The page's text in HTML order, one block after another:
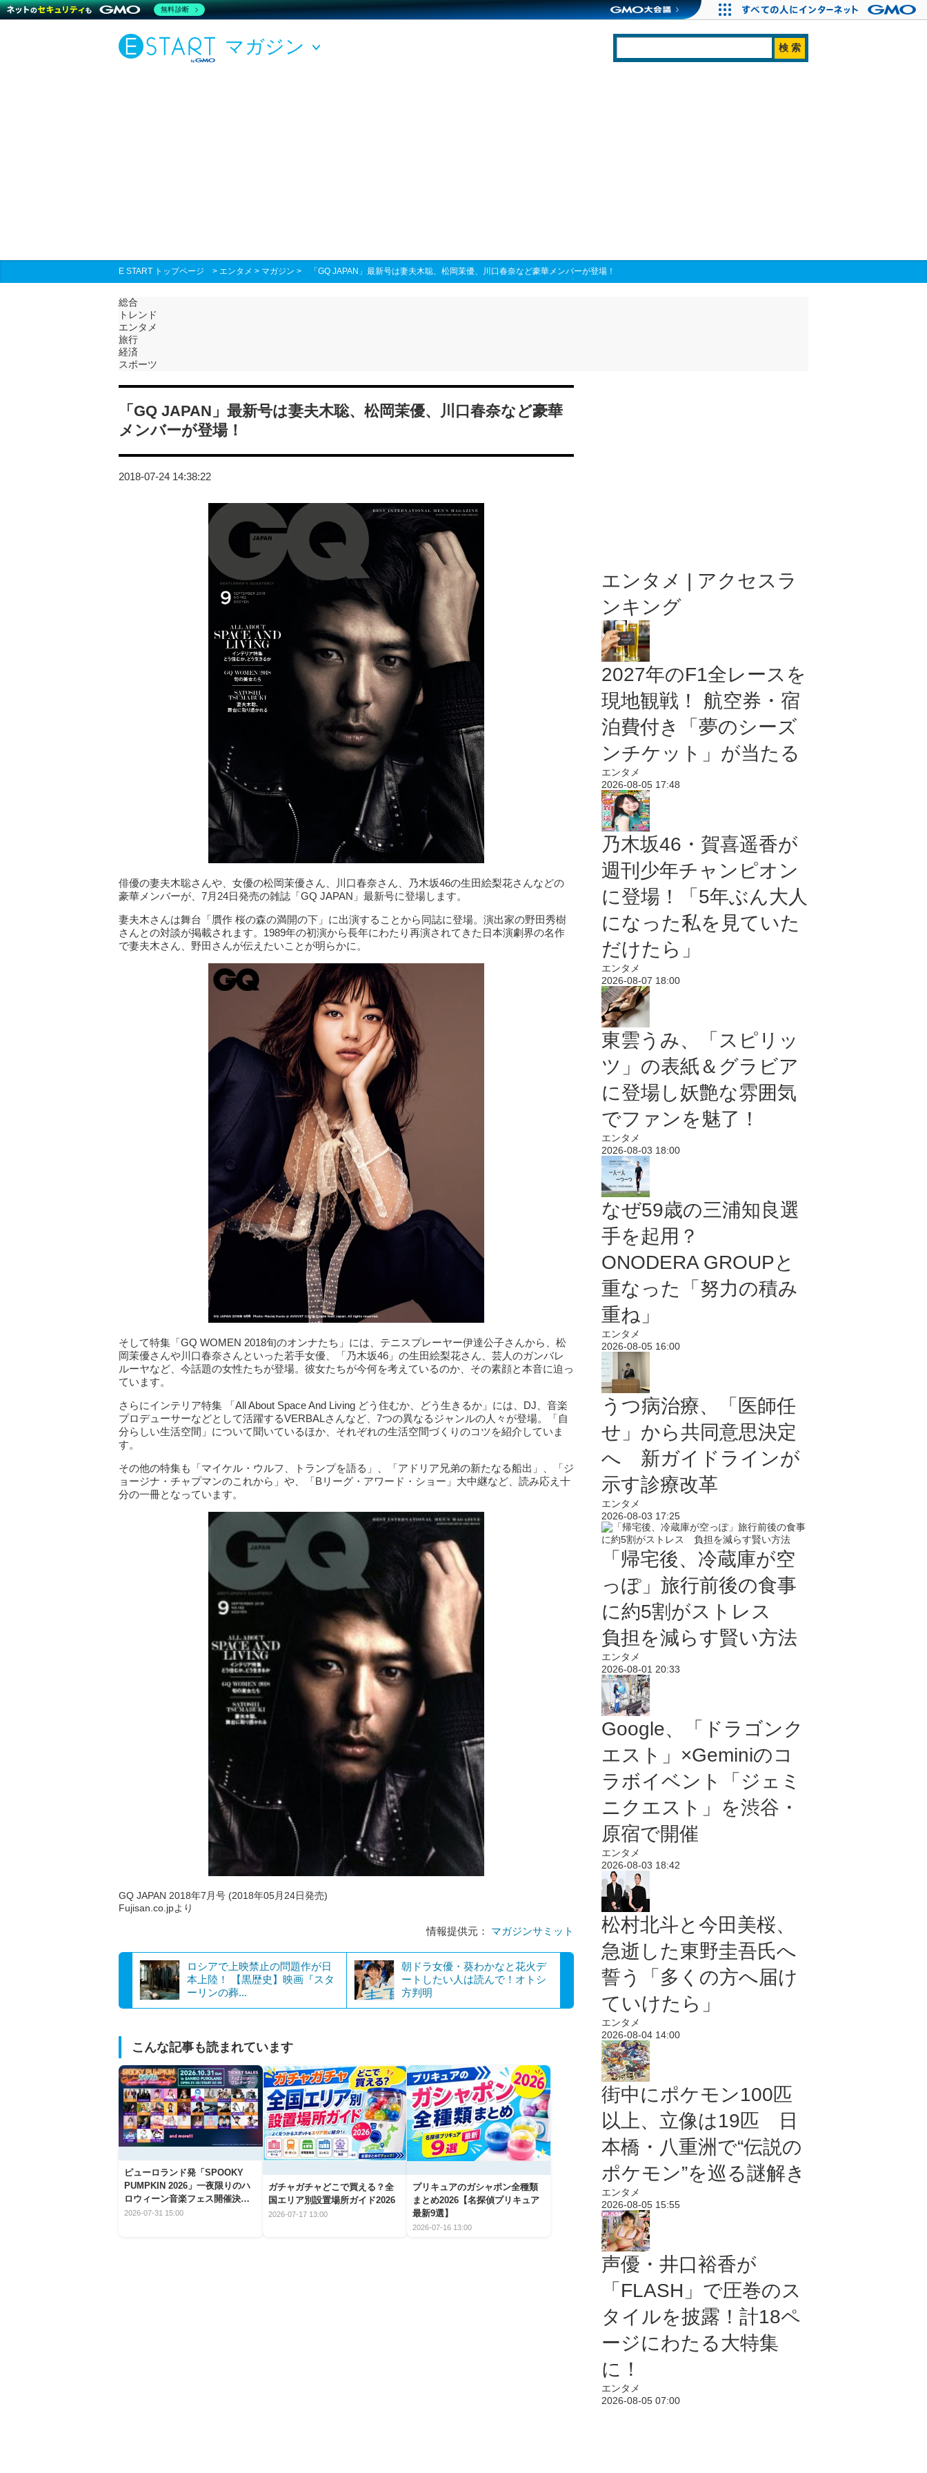
マガジン
E START トップページ > エンタメ > マガジン > 「GQ JAPAN」最新号は妻夫木聡、松岡茉優、川口春奈など豪華メンバーが登場！
総合
トレンド
エンタメ
旅行
経済
スポーツ
「GQ JAPAN」最新号は妻夫木聡、松岡茉優、川口春奈など豪華
メンバーが登場！
2018-07-24 14:38:22
俳優の妻夫木聡さんや、女優の松岡茉優さん、川口春奈さん、乃木坂46の生田絵梨花さんなどの
豪華メンバーが、7月24日発売の雑誌「GQ JAPAN」最新号に登場します。
妻夫木さんは舞台「贋作 桜の森の満開の下」に出演することから同誌に登場。演出家の野田秀樹
さんとの対談が掲載されます。1989年の初演から長年にわたり再演されてきた日本演劇界の名作
で妻夫木さん、野田さんが伝えたいことが明らかに。
そして特集「GQ WOMEN 2018旬のオンナたち」には、テニスプレーヤー伊達公子さんから、松
岡茉優さんや川口春奈さんといった若手女優、「乃木坂46」の生田絵梨花さん、芸人のガンバレ
ルーヤなど、今話題の女性たちが登場。彼女たちが今何を考えているのか、その素顔と本音に迫っ
ています。
さらにインテリア特集 「All About Space And Living どう住むか、どう生きるか」には、DJ、音楽
プロデューサーなどとして活躍するVERBALさんなど、7つの異なるジャンルの人々が登場。「自
分らしい生活空間」について聞いているほか、それぞれの生活空間づくりのコツを紹介していま
す。
その他の特集も「マイケル・ウルフ、トランプを語る」、「アドリア兄弟の新たなる船出」、「ジ
ョージナ・チャプマンのこれから」や、「Bリーグ・アワード・ショー」大中継など、読み応え十
分の一冊となっています。
GQ JAPAN 2018年7月号 (2018年05月24日発売)
Fujisan.co.jpより
情報提供元： マガジンサミット
ロシアで上映禁止の問題作が日
本上陸！ 【黒歴史】映画『スタ
ーリンの葬...
朝ドラ女優・葵わかなと花火デ
ートしたい人は読んで！オトシ
方判明
こんな記事も読まれています
ピューロランド発「SPOOKY
PUMPKIN 2026」一夜限りのハ
ロウィーン音楽フェス開催決
定！
2026-07-31 15:00
ガチャガチャどこで買える？全
国エリア別設置場所ガイド2026
2026-07-17 13:00
プリキュアのガシャポン全種類
まとめ2026【名探偵プリキュア
最新9選】
2026-07-16 13:00
エンタメ | アクセスラ
ンキング
2027年のF1全レースを
現地観戦！ 航空券・宿
泊費付き「夢のシーズ
ンチケット」が当たる
エンタメ
2026-08-05 17:48
乃木坂46・賀喜遥香が
週刊少年チャンピオン
に登場！「5年ぶん大人
になった私を見ていた
だけたら」
エンタメ
2026-08-07 18:00
東雲うみ、「スピリッ
ツ」の表紙＆グラビア
に登場し妖艶な雰囲気
でファンを魅了！
エンタメ
2026-08-03 18:00
なぜ59歳の三浦知良選
手を起用？
ONODERA GROUPと
重なった「努力の積み
重ね」
エンタメ
2026-08-05 16:00
うつ病治療、「医師任
せ」から共同意思決定
へ 新ガイドラインが
示す診療改革
エンタメ
2026-08-03 17:25
「帰宅後、冷蔵庫が空
っぽ」旅行前後の食事
に約5割がストレス
負担を減らす賢い方法
エンタメ
2026-08-01 20:33
Google、「ドラゴンク
エスト」×Geminiのコ
ラボイベント「ジェミ
ニクエスト」を渋谷・
原宿で開催
エンタメ
2026-08-03 18:42
松村北斗と今田美桜、
急逝した東野圭吾氏へ
誓う「多くの方へ届け
ていけたら」
エンタメ
2026-08-04 14:00
街中にポケモン100匹
以上、立像は19匹 日
本橋・八重洲で“伝説の
ポケモン”を巡る謎解き
エンタメ
2026-08-05 15:55
声優・井口裕香が
「FLASH」で圧巻のス
タイルを披露！計18ペ
ージにわたる大特集
に！
エンタメ
2026-08-05 07:00
無料診断